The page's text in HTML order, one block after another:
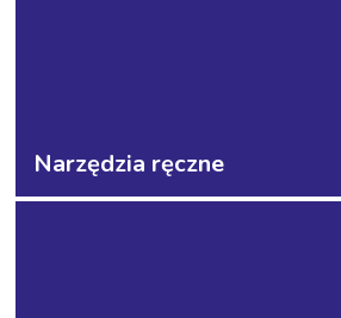
Narzędzia ręczne